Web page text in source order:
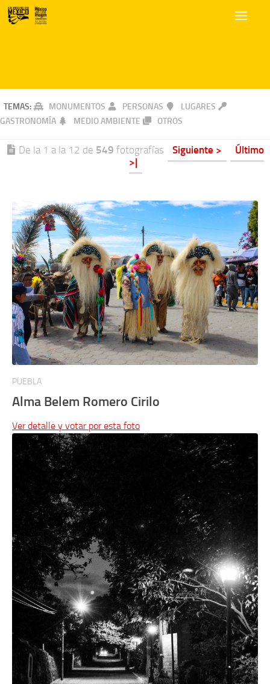
TEMAS: MONUMENTOS PERSONAS
LUGARES
GASTRONOMÍA
MEDIO AMBIENTE OTROS
De la 1 a la 12 de 549 fotografías Siguiente >
Último
>|
PUEBLA
Alma Belem Romero Cirilo
Ver detalle y votar por esta foto